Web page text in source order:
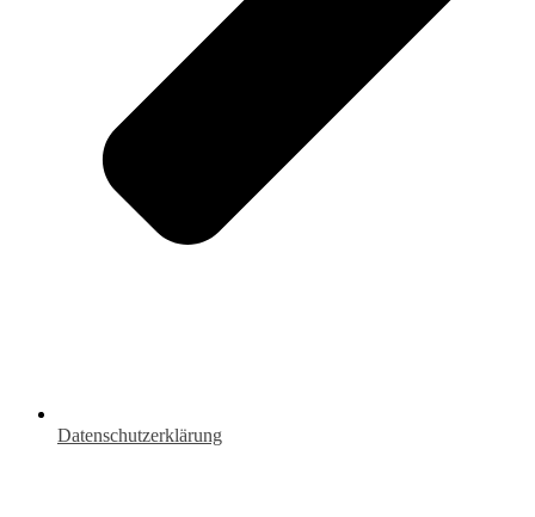
Datenschutzerklärung